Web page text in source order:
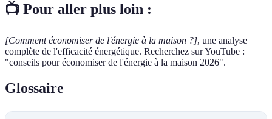
📺 Pour aller plus loin :
[Comment économiser de l'énergie à la maison ?], une analyse
complète de l'efficacité énergétique. Recherchez sur YouTube :
"conseils pour économiser de l'énergie à la maison 2026".
Glossaire